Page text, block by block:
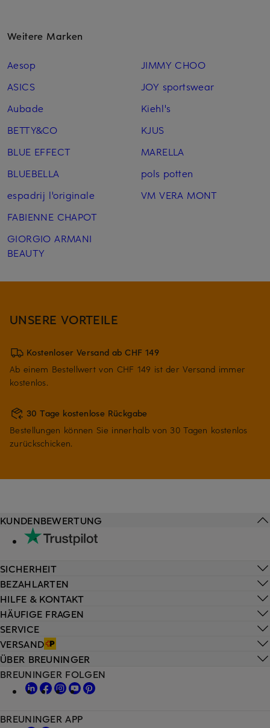
Weitere Marken
Aesop
ASICS
Aubade
BETTY&CO
BLUE EFFECT
BLUEBELLA
espadrij l'originale
FABIENNE CHAPOT
GIORGIO ARMANI
BEAUTY
JIMMY CHOO
JOY sportswear
Kiehl's
KJUS
MARELLA
pols potten
VM VERA MONT
UNSERE VORTEILE
Kostenloser Versand ab CHF 149
Ab einem Bestellwert von CHF 149 ist der Versand immer
kostenlos.
30 Tage kostenlose Rückgabe
Bestellungen können Sie innerhalb von 30 Tagen kostenlos
zurückschicken.
HILFE & KONTAKT
HÄUFIGE FRAGEN
SERVICE
VERSAND
KUNDENBEWERTUNG
SICHERHEIT
BEZAHLARTEN
ÜBER BREUNINGER
BREUNINGER FOLGEN
BREUNINGER APP